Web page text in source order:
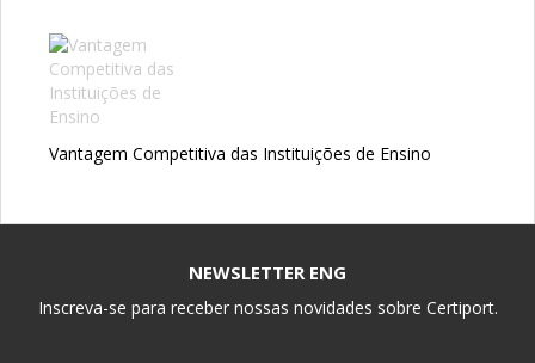
Vantagem Competitiva das Instituições de Ensino
NEWSLETTER ENG
Inscreva-se para receber nossas novidades sobre Certiport.